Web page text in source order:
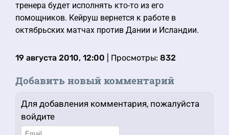
тренера будет исполнять кто-то из его
помощников. Кейруш вернется к работе в
октябрьских матчах против Дании и Исландии.
19 августа 2010, 12:00 | Просмотры: 832
Добавить новый комментарий
Для добавления комментария, пожалуйста
войдите